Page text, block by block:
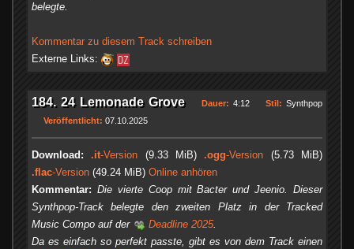
belegte.
Kommentar zu diesem Track schreiben
Externe Links:
184. 24 Lemonade Grove Dauer: 4:12 Stil: Synthpop
Veröffentlicht: 07.10.2025
Download: .it-Version (9.33 MiB).ogg-Version (5.73 MiB)
.flac-Version (49.24 MiB) Online anhören
Kommentar: Die vierte Coop mit Bacter und Jeenio. Dieser
Synthpop-Track belegte den zweiten Platz in der Tracked
Music Compo auf der
Deadline 2025.
Da es einfach so perfekt passte, gibt es von dem Track einen